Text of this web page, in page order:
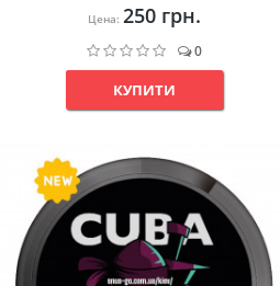
Цена: 250 грн.
0
КУПИТИ